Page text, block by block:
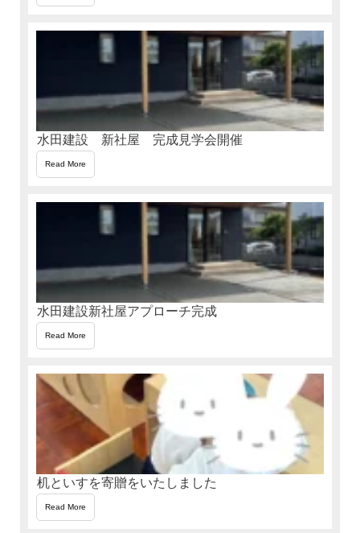
水田建設 新社屋 完成見学会開催
Read More
水田建設新社屋アプローチ完成
Read More
机といすを寄贈をいたしました
Read More